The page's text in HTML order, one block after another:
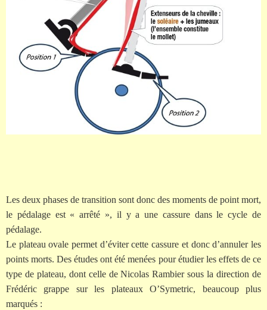
Les deux phases de transition sont donc des moments de point mort,
le pédalage est « arrêté », il y a une cassure dans le cycle de
pédalage.
Le plateau ovale permet d’éviter cette cassure et donc d’annuler les
points morts. Des études ont été menées pour étudier les effets de ce
type de plateau, dont celle de Nicolas Rambier sous la direction de
Frédéric grappe sur les plateaux O’Symetric, beaucoup plus
marqués :